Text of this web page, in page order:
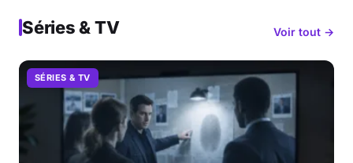
Séries & TV Voir tout →
SÉRIES & TV